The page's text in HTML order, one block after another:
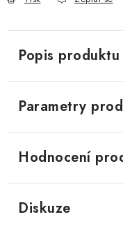
Popis produktu
Parametry
Hodnocení
Diskuze